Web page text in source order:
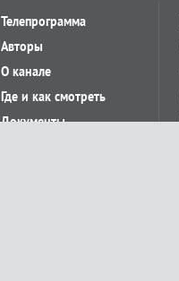
Телепрограмма
Авторы
О канале
Где и как смотреть
Документы